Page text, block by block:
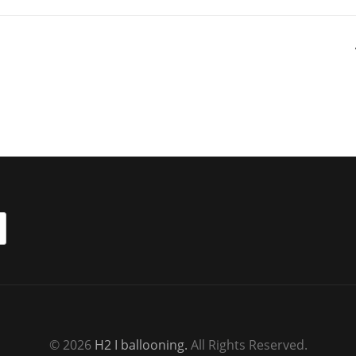
© 2026 H2 I ballooning. All Rights Reserved.